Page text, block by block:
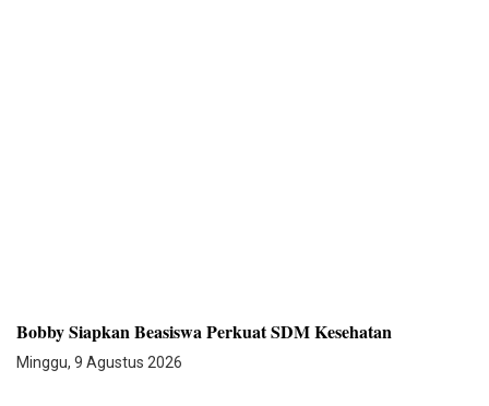
Bobby Siapkan Beasiswa Perkuat SDM Kesehatan
Minggu, 9 Agustus 2026